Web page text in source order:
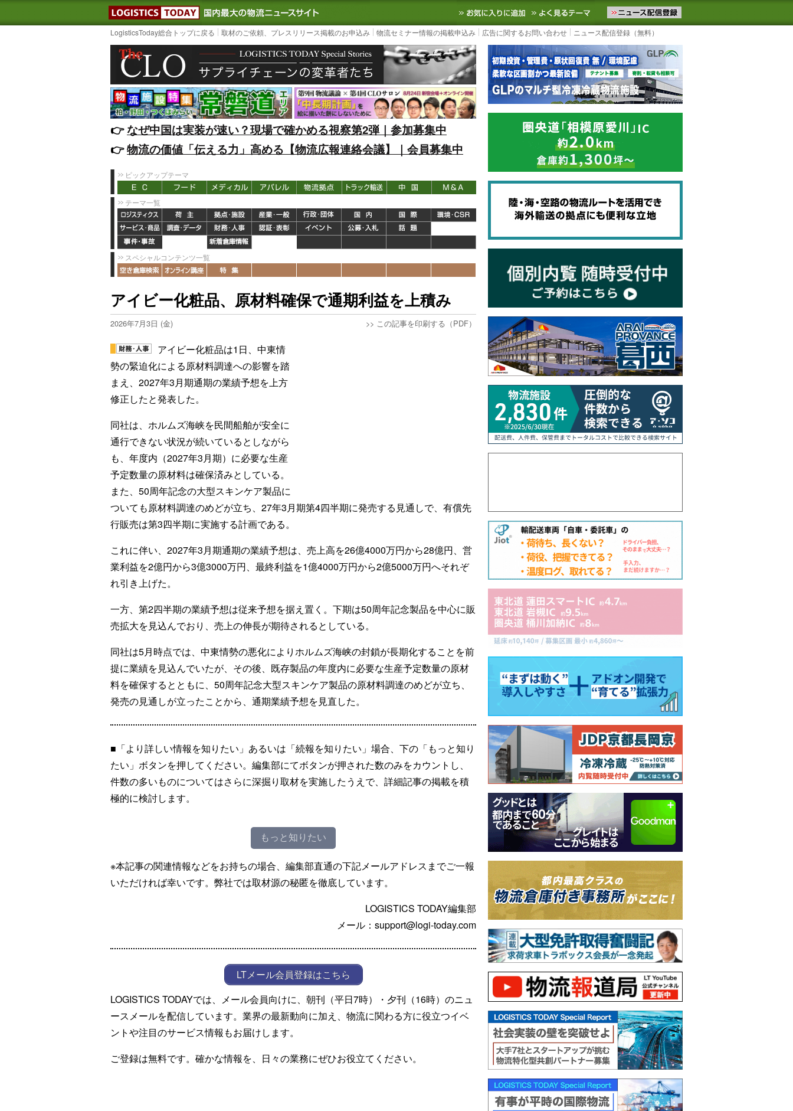
LOGISTICS TODAY｜国内最大の物流ニュースサイト3PL, SCMなど国内外の最新の物流ニュースをお届けします。物流ニュースメール配信を登録す
お気に入りに追加 よく見るテーマ
LogisticsToday総合トップに戻る 取材のご依頼、プレスリリース掲載のお申込み 物流セミナー情報の掲載申込み 広告に関するお問い合わせ ニュース配信登録（無料）
👉️なぜ中国は実装が速い？現場で確かめる視察第2弾｜参加募集中
👉️物流の価値「伝える力」高める【物流広報連絡会議】｜会員募集中
ピックアップテーマ
テーマ一覧
スペシャルコンテンツ一覧
アイビー化粧品、原材料確保で通期利益を上積み
2026年7月3日 (金) >> この記事を印刷する（PDF）
アイビー化粧品は1日、中東情
勢の緊迫化による原材料調達への影響を踏
まえ、2027年3月期通期の業績予想を上方
修正したと発表した。
同社は、ホルムズ海峡を民間船舶が安全に
通行できない状況が続いているとしながら
も、年度内（2027年3月期）に必要な生産
予定数量の原材料は確保済みとしている。
また、50周年記念の大型スキンケア製品に
ついても原材料調達のめどが立ち、27年3月期第4四半期に発売する見通しで、有償先
行販売は第3四半期に実施する計画である。
これに伴い、2027年3月期通期の業績予想は、売上高を26億4000万円から28億円、営
業利益を2億円から3億3000万円、最終利益を1億4000万円から2億5000万円へそれぞ
れ引き上げた。
一方、第2四半期の業績予想は従来予想を据え置く。下期は50周年記念製品を中心に販
売拡大を見込んでおり、売上の伸長が期待されるとしている。
同社は5月時点では、中東情勢の悪化によりホルムズ海峡の封鎖が長期化することを前
提に業績を見込んでいたが、その後、既存製品の年度内に必要な生産予定数量の原材
料を確保するとともに、50周年記念大型スキンケア製品の原材料調達のめどが立ち、
発売の見通しが立ったことから、通期業績予想を見直した。
■「より詳しい情報を知りたい」あるいは「続報を知りたい」場合、下の「もっと知り
たい」ボタンを押してください。編集部にてボタンが押された数のみをカウントし、
件数の多いものについてはさらに深掘り取材を実施したうえで、詳細記事の掲載を積
極的に検討します。
もっと知りたい
※本記事の関連情報などをお持ちの場合、編集部直通の下記メールアドレスまでご一報
いただければ幸いです。弊社では取材源の秘匿を徹底しています。
LOGISTICS TODAY編集部
メール：support@logi-today.com
LTメール会員登録はこちら
LOGISTICS TODAYでは、メール会員向けに、朝刊（平日7時）・夕刊（16時）のニュ
ースメールを配信しています。業界の最新動向に加え、物流に関わる方に役立つイベ
ントや注目のサービス情報もお届けします。
ご登録は無料です。確かな情報を、日々の業務にぜひお役立てください。